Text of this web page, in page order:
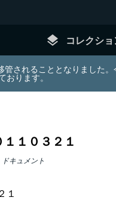
layers コレクショ
されることとなりまし
ります。
１０３２１
ドキュメント
１